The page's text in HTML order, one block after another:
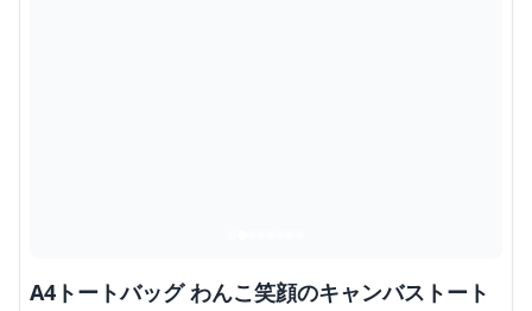
A4トートバッグ わんこ笑顔のキャンバストート